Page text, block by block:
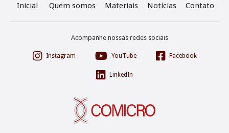
Inicial Quem somos Materiais Notícias Contato
Acompanhe nossas redes sociais
 Instagram  YouTube  Facebook
 LinkedIn